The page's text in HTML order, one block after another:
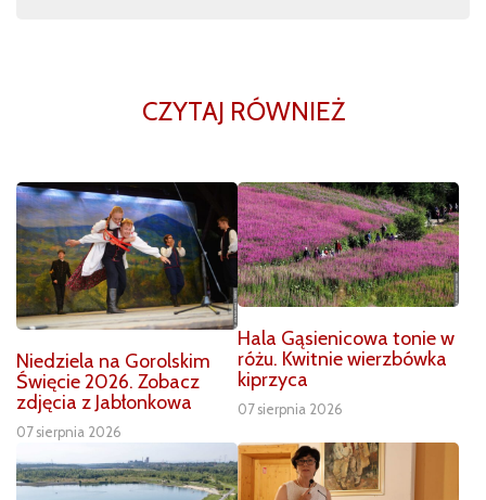
CZYTAJ RÓWNIEŻ
Niedziela na Gorolskim
Święcie 2026. Zobacz
zdjęcia z Jabłonkowa
07 sierpnia 2026
Hala Gąsienicowa tonie w
różu. Kwitnie wierzbówka
kiprzyca
07 sierpnia 2026